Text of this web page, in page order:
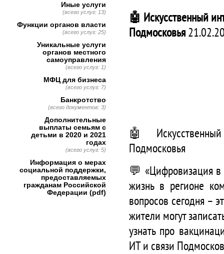
🤖 Искусственный
Подмосковья
🤖
Подмосковья
💬 «Цифровизация в
жизнь в регионе
вопросов сегодня –
жители могут
узнать про
ИТ и связи
Иные услуги
(всего услуг: 13)
Функции органов власти
(всего услуг: 25)
Уникальные услуги
органов местного
самоуправления
(всего услуг: 1)
МФЦ для бизнеса
(всего услуг: 7)
Банкротство
(всего документов: 3)
Дополнительные
выплаты семьям с
детьми в 2020 и 2021
годах
(всего услуг: 5)
Информация о мерах
социальной поддержки,
предоставляемых
гражданам Российской
Федерации (pdf)